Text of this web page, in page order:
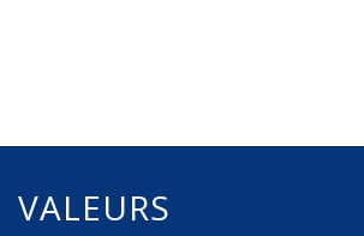
VALEURS